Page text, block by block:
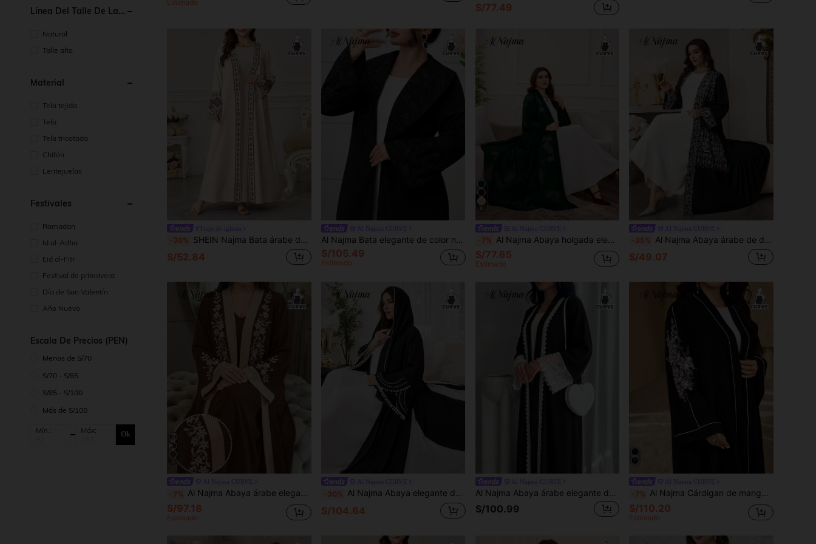
Línea Del Talle De La
Natural
Talle alto
Material
Tela tejida
Tela
Tela tricotada
Chifón
Lentejuelas
Festivales
Ramadan
Id al-Adha
Eid al-Fitr
Festival de primavera
Día de San Valentín
Año Nuevo
Escala De Precios (PEN)
Menos de S/70
S/70 - S/85
S/85 - S/100
Más de S/100
Mín.: Máx: Ok
Estimado S/77.49
-30% SHEIN Najma Bata árabe de manga larga con estampado geométrico para mujer de talla grande, adecuada para primavera y otoño
S/52.84
Al Najma Bata elegante de color negro sólido con patchwork de jacquard
S/105.49
Estimado
6
-7% Al Najma Abaya holgada elegante de chifón jacquard para mujer, versátil y de talla grande
S/77.65
Estimado
-35% Al Najma Abaya árabe de diseño versátil de talla grande para mujeres, con estampado de patrones, de manga larga, de corte holgado, elegante y de estilo conservador tradicional
S/49.07
5
-7% Al Najma Abaya árabe elegante y de moda para mujer de talla grande
S/97.18
Estimado
-30% Al Najma Abaya elegante de talla grande para mujer con mangas acampanadas, parches y pompones, estilo árabe
S/104.64
Al Najma Abaya árabe elegante de talla grande para mujer con ribete floral
S/100.99
-7% Al Najma Cárdigan de manga larga con aplicaciones de perlas de unicolor y ajuste regular, para talla grande, primavera/otoño
S/110.20
Estimado